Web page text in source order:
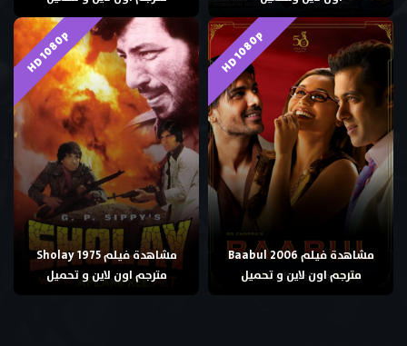
HD 1080p
مشاهدة فيلم Baabul 2006
مترجم اون لاين و تحميل
HD 1080p
مشاهدة فيلم Sholay 1975
مترجم اون لاين و تحميل